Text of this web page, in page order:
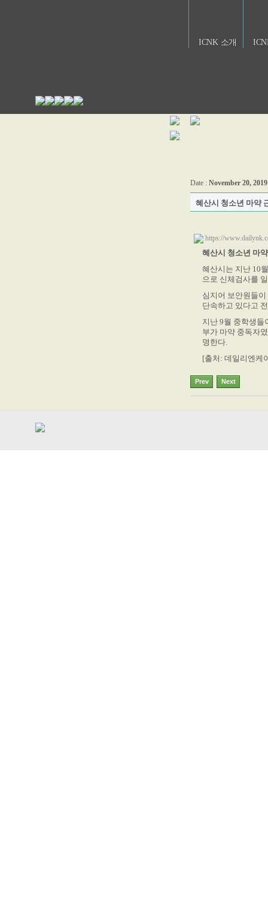
ICNK 소개
Date : November 20, 2019
혜산시 청소년 마약
https://
혜산시 청소년 마
혜산시는 지난 10
으로 신체검사를
심지어 보안원들
단속하고 있다고
지난 9월 중학생들
부가 마약 중독자
명한다.
[출처: 데일리엔케
Prev Next